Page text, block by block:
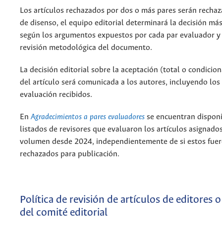
Los artículos rechazados por dos o más pares serán
de disenso, el equipo editorial determinará la decisión
según los argumentos expuestos por cada par evaluador
revisión metodológica del documento.
La decisión editorial sobre la aceptación (total o
del artículo será comunicada a los autores, incluyendo
evaluación recibidos.
En Agradecimientos a pares evaluadores se encuentran
listados de revisores que evaluaron los artículos
volumen desde 2024, independientemente de si estos
rechazados para publicación.
Política de revisión de artículos de editores
del comité editorial